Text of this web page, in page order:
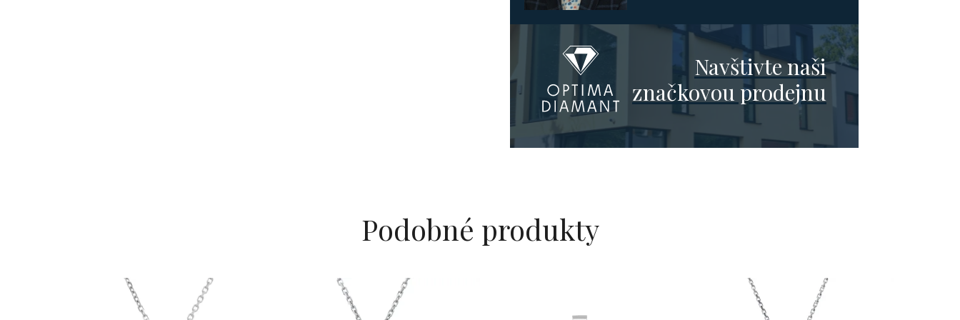
Navštivte naši
značkovou prodejnu
Podobné produkty